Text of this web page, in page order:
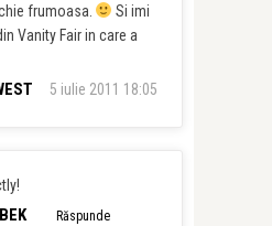
frumoasa.
Si imi
Vanity Fair in care a
5 iulie 2011 18:05
Răspunde